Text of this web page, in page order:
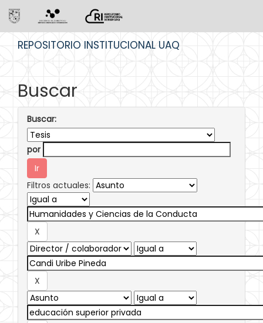
REPOSITORIO INSTITUCIONAL UAQ
Buscar
Buscar:
por
Filtros actuales: